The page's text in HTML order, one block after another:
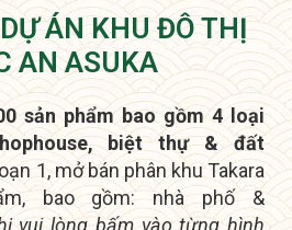
ÁN KHU ĐÔ THỊ
AN ASUKA
sản phẩm bao gồm 4 loại
biệt thự & đất
1, mở bán phân khu Takara
bao gồm: nhà phố &
vui lòng bấm vào từng hình